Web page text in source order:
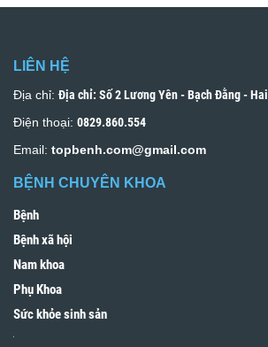
LIÊN HỆ
Địa chỉ: Địa chỉ: Số 2 Lương Yên - Bạch Đằng -
Điện thoại: 0829.860.554
Email: topbenh.com@gmail.com
BỆNH CHUYÊN KHOA
Bệnh
Bệnh xã hội
Nam khoa
Phụ Khoa
Sức khỏe sinh sản